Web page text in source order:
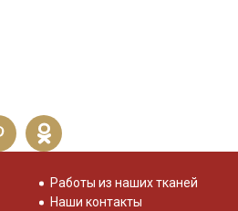
Работы из наших тканей
Наши контакты